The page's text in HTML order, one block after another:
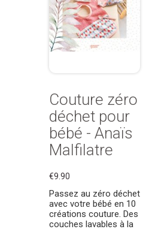
Couture zéro
déchet pour
bébé - Anaïs
Malfilatre
€9.90
Passez au zéro déchet
avec votre bébé en 10
créations couture. Des
couches lavables à la